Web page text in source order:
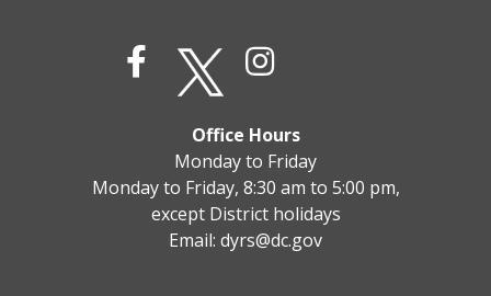
Office Hours
Monday to Friday
Monday to Friday, 8:30 am to 5:00 pm,
except District holidays
Email: dyrs@dc.gov